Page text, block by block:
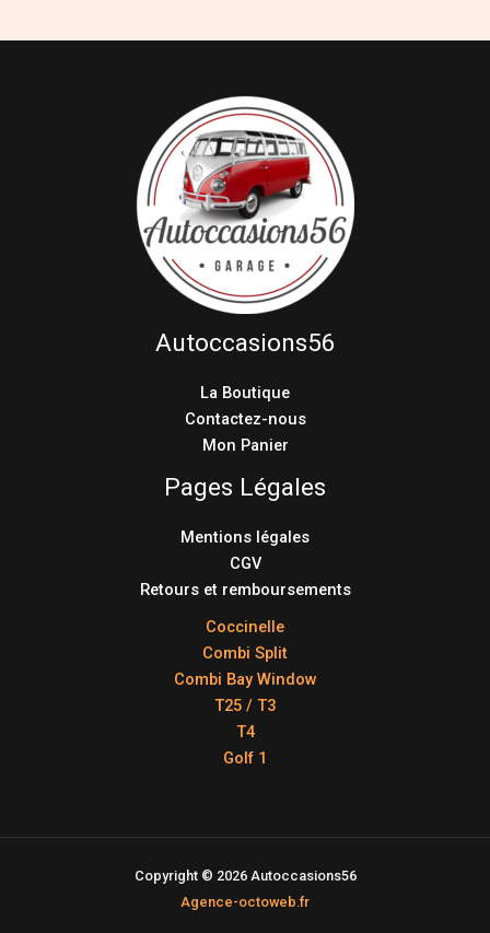
Autoccasions56
La Boutique
Contactez-nous
Mon Panier
Pages Légales
Mentions légales
CGV
Retours et remboursements
Coccinelle
Combi Split
Combi Bay Window
T25 / T3
T4
Golf 1
Copyright © 2026 Autoccasions56
Agence-octoweb.fr